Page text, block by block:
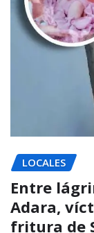
LOCALES
Entre
Adara,
fritura de